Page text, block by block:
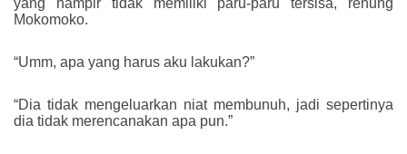
yang hampir tidak memiliki paru-paru tersisa,
renung
Mokomoko.
“Umm, apa yang harus aku lakukan?”
“Dia tidak mengeluarkan niat membunuh, jadi sepertinya
dia tidak merencanakan apa pun.”